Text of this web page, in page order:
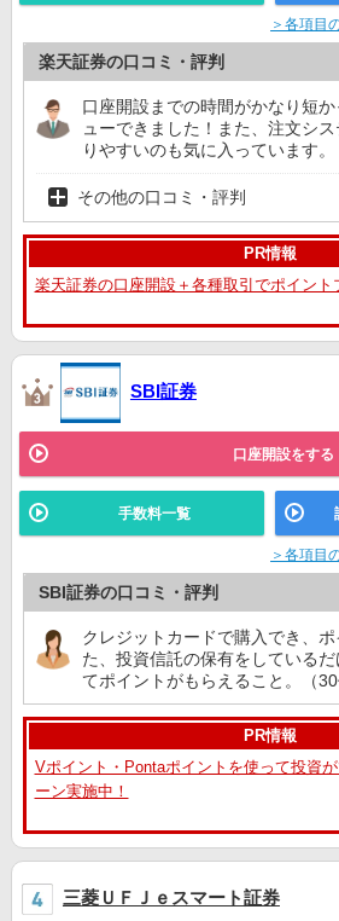
＞各項目
楽天証券の口コミ・評判
口座開設までの時間がかなり短
ューできました！また、注文シ
りやすいのも気に入っています。
その他の口コミ・評判
PR情報
楽天証券の口座開設＋各種取引でポイント
SBI証券
口座開設をする
手数料一覧
＞各項目
SBI証券の口コミ・評判
クレジットカードで購入でき、
た、投資信託の保有をしている
てポイントがもらえること。（30
PR情報
Vポイント・Pontaポイントを使って投資
ーン実施中！
三菱ＵＦＪｅスマート証券